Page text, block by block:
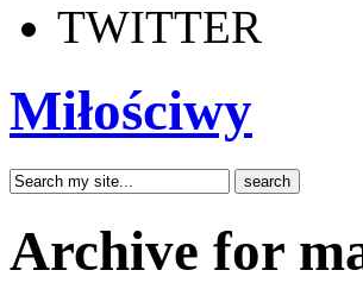
TWITTER
Miłościwy
Archive for